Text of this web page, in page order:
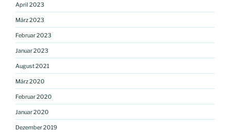
April 2023
März 2023
Februar 2023
Januar 2023
August 2021
März 2020
Februar 2020
Januar 2020
Dezember 2019